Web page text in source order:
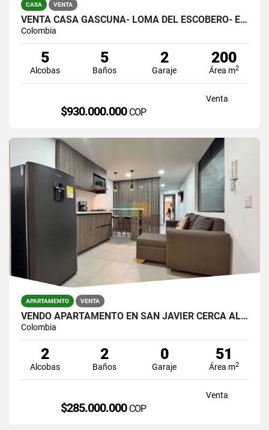
CASA VENTA
VENTA CASA GASCUÑA- LOMA DEL ESCOBERO- ENVIGADO
Colombia
5
Alcobas
5
Baños
2
Garaje
200
Área m2
Venta
$930.000.000 COP
APARTAMENTO VENTA
VENDO APARTAMENTO EN SAN JAVIER CERCA AL METRO
Colombia
2
Alcobas
2
Baños
0
Garaje
51
Área m2
Venta
$285.000.000 COP